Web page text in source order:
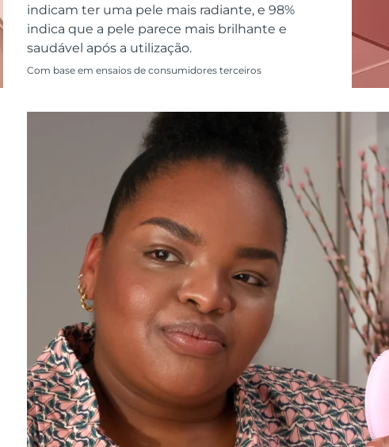
indicam ter uma pele mais radiante, e 98%
indica que a pele parece mais brilhante e
saudável após a utilização.
Com base em ensaios de consumidores terceiros